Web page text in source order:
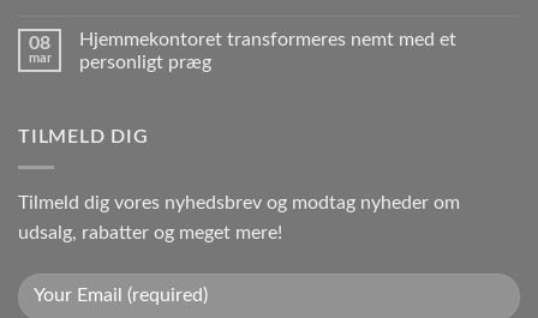
08
mar
Hjemmekontoret transformeres nemt med et
personligt præg
TILMELD DIG
Tilmeld dig vores nyhedsbrev og modtag nyheder om
udsalg, rabatter og meget mere!